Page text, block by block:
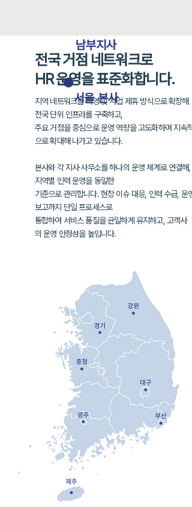
​서울 본사
남부지사
전국 거점 네트워크로
HR 운영을 표준화합니다.
지역 네트워크를 직영 및 사업 제휴 방식으로 확장해
전국 단위 인프라를 구축하고,
주요 거점을 중심으로 운영 역량을 고도화하며지속적
으로 확대해 나가고 있습니다.
본사와 각 지사·사무소를 하나의 운영 체계로 연결해,
지역별 인력 운영을 동일한
기준으로 관리합니다. 현장 이슈 대응, 인력 수급, 운영
보고까지 단일 프로세스로
통합하여 서비스 품질을 균일하게 유지하고, 고객사
의운영 안정성을 높입니다.